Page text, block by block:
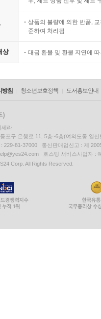
상품의 불량에 의한 반품,
준하여 처리됨
상 대금 환불 및 환불 지연에
방침 청소년보호정책 도서홍보안내
세라
포구 은행로 11, 5층~6층(여의도동,일신
: 229-81-37000 통신판매업신고 : 제
호스팅 서비스사업자 :
Corp. All Rights Reserved.